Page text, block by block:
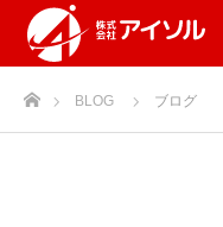
ホームBLOG ブログ